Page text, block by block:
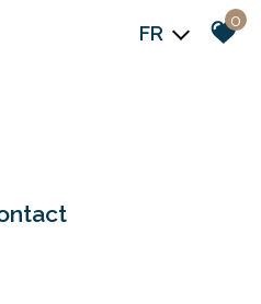
FR
0